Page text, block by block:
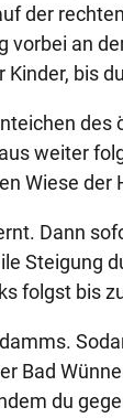
der
an
bis
weiter
Wiese der
Dann
Steigung
folgst bis
Bad
du